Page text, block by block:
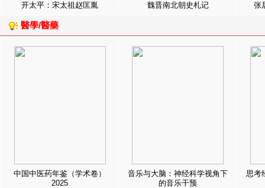
开太平：宋太祖赵匡胤 魏晋南北朝史札记 张
醫學/醫藥
中国中医药年鉴（学术卷）
2025
音乐与大脑：神经科学视角下
的音乐干预
思考